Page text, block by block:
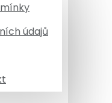
údajů